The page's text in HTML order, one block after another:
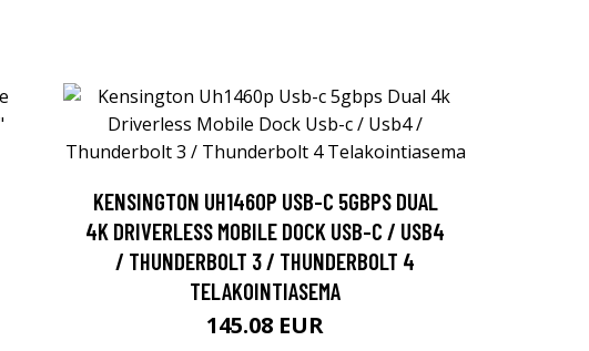
KENSINGTON UH1460P USB-C 5GBPS DUAL
4K DRIVERLESS MOBILE DOCK USB-C / USB4
/ THUNDERBOLT 3 / THUNDERBOLT 4
TELAKOINTIASEMA
145.08 EUR